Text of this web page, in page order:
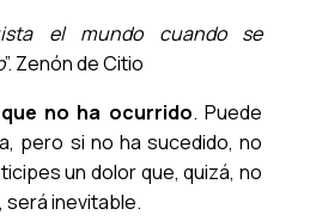
el mundo cuando se
”. Zenón de Citio
no ha ocurrido. Puede
pero si no ha sucedido, no
un dolor que, quizá, no
será inevitable.